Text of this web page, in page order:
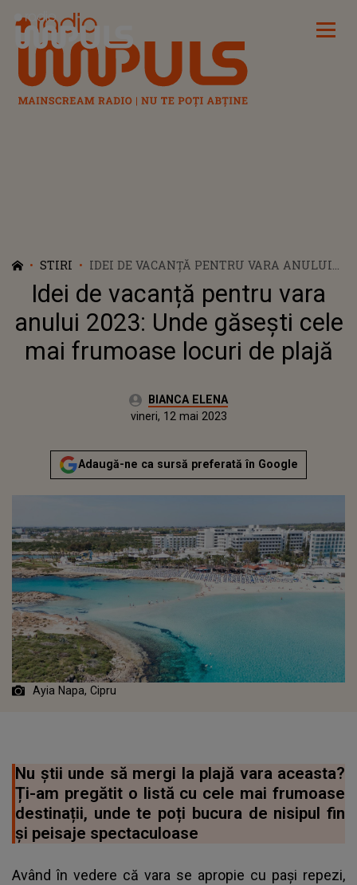
Radio Impuls
STIRI
IDEI DE VACANȚĂ PENTRU VARA ANULUI
2023: UNDE GĂSEȘTI CELE MAI FRUMOASE
LOCURI DE PLAJĂ
Idei de vacanță pentru vara
anului 2023: Unde găsești cele
mai frumoase locuri de plajă
Autor:BIANCA ELENA
Publicat:
vineri, 12 mai 2023
Adaugă-ne ca sursă preferată în Google
Ayia Napa, Cipru
Nu știi unde să mergi la plajă vara aceasta?
Ți-am pregătit o listă cu cele mai frumoase
destinații, unde te poți bucura de nisipul fin
și peisaje spectaculoase
Având în vedere că vara se apropie cu pași repezi,